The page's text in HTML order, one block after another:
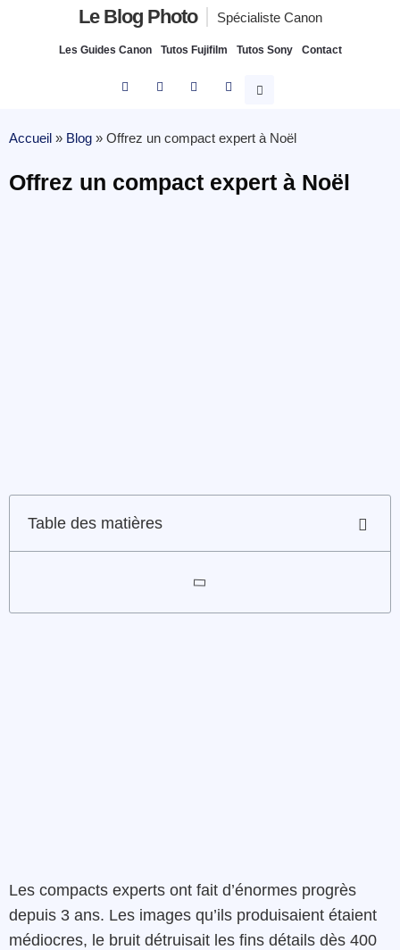
Le Blog Photo Spécialiste Canon
Les Guides Canon Tutos Fujifilm Tutos Sony Contact
Accueil » Blog » Offrez un compact expert à Noël
Offrez un compact expert à Noël
Table des matières
Les compacts experts ont fait d’énormes progrès
depuis 3 ans. Les images qu’ils produisaient étaient
médiocres, le bruit détruisait les fins détails dès 400